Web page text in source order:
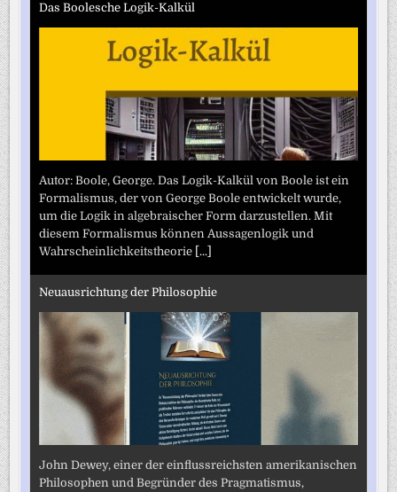
Das Boolesche Logik-Kalkül
Autor: Boole, George. Das Logik-Kalkül von Boole ist ein
Formalismus, der von George Boole entwickelt wurde,
um die Logik in algebraischer Form darzustellen. Mit
diesem Formalismus können Aussagenlogik und
Wahrscheinlichkeitstheorie [...]
Neuausrichtung der Philosophie
John Dewey, einer der einflussreichsten amerikanischen
Philosophen und Begründer des Pragmatismus,